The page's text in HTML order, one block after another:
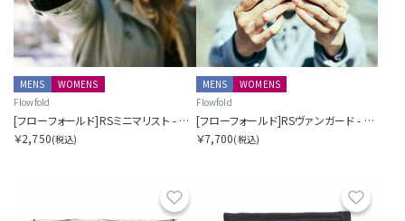
MENS
WOMENS
Flowfold
[フローフォールド]RSミニマリスト - カードホルダーウォレット
￥2,750(税込)
MENS
WOMENS
Flowfold
[フローフォールド]RSヴァンガード - バイフォールドウォレット
￥7,700(税込)
お気に入り